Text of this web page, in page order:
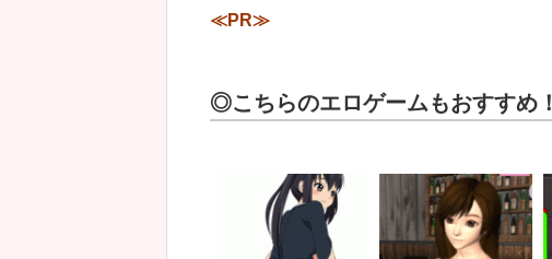
≪PR≫
◎こちらのエロゲームもおすすめ！